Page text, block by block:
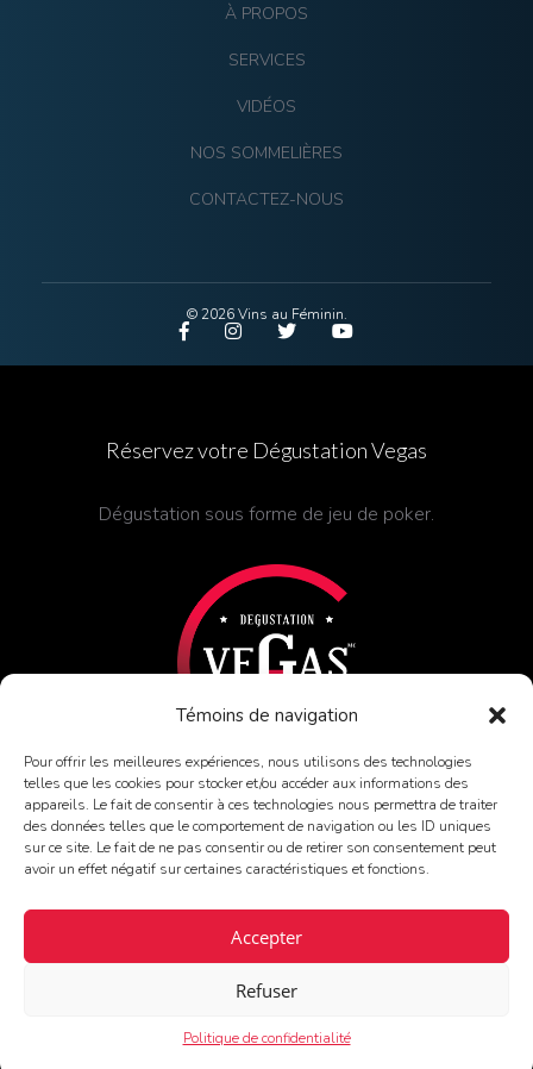
Témoins de navigation
Pour offrir les meilleures expériences, nous utilisons des technologies
telles que les cookies pour stocker et/ou accéder aux informations des
appareils. Le fait de consentir à ces technologies nous permettra de traiter
des données telles que le comportement de navigation ou les ID uniques
sur ce site. Le fait de ne pas consentir ou de retirer son consentement peut
avoir un effet négatif sur certaines caractéristiques et fonctions.
Accepter
Refuser
Politique de confidentialité
À PROPOS
SERVICES
VIDÉOS
NOS SOMMELIÈRES
CONTACTEZ-NOUS
© 2026 Vins au Féminin.
Réservez votre Dégustation Vegas
Dégustation sous forme de jeu de poker.
EN SAVOIR PLUS
© Vins au Féminin. Tous droits réservés.